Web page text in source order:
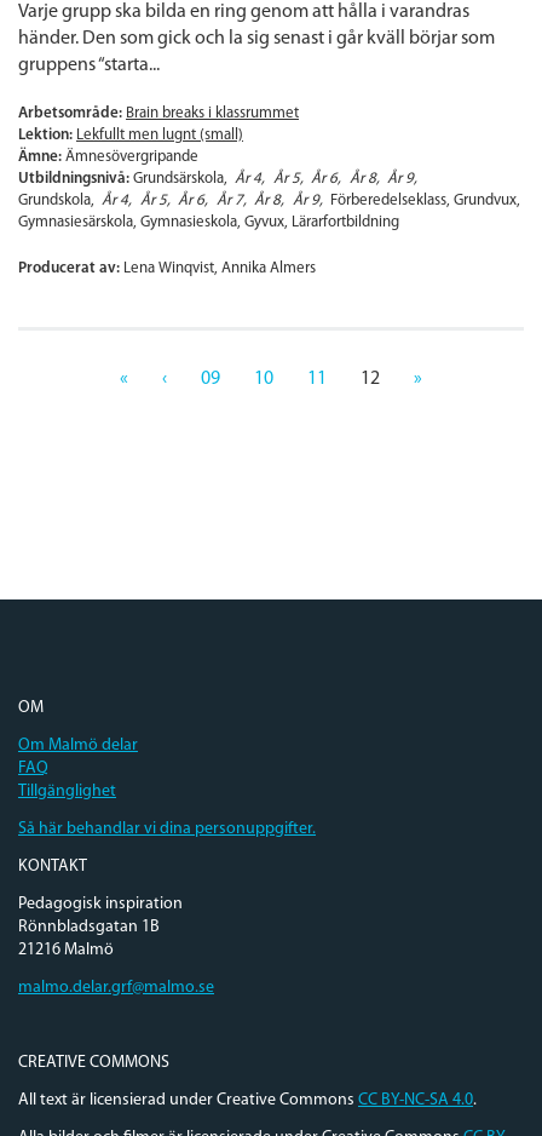
Varje grupp ska bilda en ring genom att hålla i varandras
händer. Den som gick och la sig senast i går kväll börjar som
gruppens “starta...
Arbetsområde: Brain breaks i klassrummet
Lektion:
Lekfullt men lugnt (small)
Ämne: Ämnesövergripande
Utbildningsnivå: Grundsärskola År 4 År 5 År 6 År 8
År 9
Grundskola
År 4 År 5 År 6 År 7 År 8 År 9 Förberedelseklass Grundvux
Gymnasiesärskola Gymnasieskola Gyvux Lärarfortbildning
Producerat av: Lena Winqvist, Annika Almers
« ‹ 09 10 11 12 »
OM
Om Malmö delar
FAQ
Tillgänglighet
Så här behandlar vi dina personuppgifter.
KONTAKT
Pedagogisk inspiration
Rönnbladsgatan 1B
21216 Malmö
malmo.delar.grf@malmo.se
CREATIVE COMMONS
All text är licensierad under Creative Commons CC BY-NC-SA 4.0.